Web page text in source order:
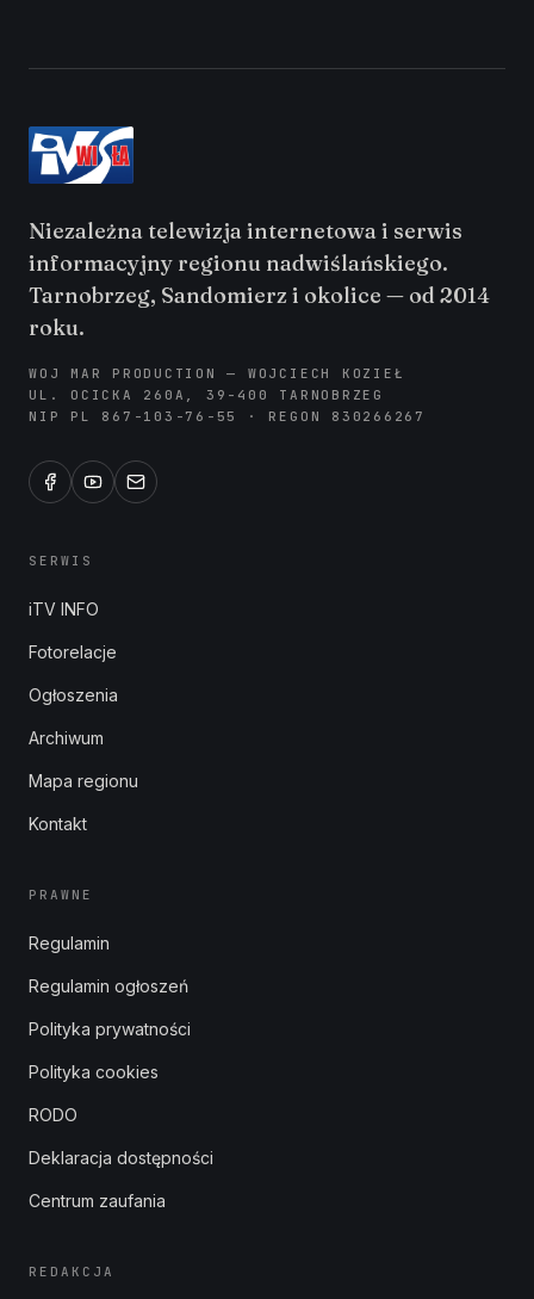
Niezależna telewizja internetowa i serwis
informacyjny regionu nadwiślańskiego.
Tarnobrzeg, Sandomierz i okolice — od 2014
roku.
WOJ MAR PRODUCTION — WOJCIECH KOZIEŁ
UL. OCICKA 260A, 39-400 TARNOBRZEG
NIP PL 867-103-76-55 · REGON 830266267
SERWIS
iTV INFO
Fotorelacje
Ogłoszenia
Archiwum
Mapa regionu
Kontakt
PRAWNE
Regulamin
Regulamin ogłoszeń
Polityka prywatności
Polityka cookies
RODO
Deklaracja dostępności
Centrum zaufania
REDAKCJA